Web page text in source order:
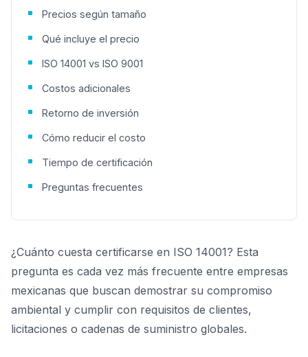
¿Cuánto cuesta certificarse en ISO 14001? Esta
pregunta es cada vez más frecuente entre empresas
mexicanas que buscan demostrar su compromiso
ambiental y cumplir con requisitos de clientes,
licitaciones o cadenas de suministro globales.
Precios según tamaño
Qué incluye el precio
ISO 14001 vs ISO 9001
Costos adicionales
Retorno de inversión
Cómo reducir el costo
Tiempo de certificación
Preguntas frecuentes